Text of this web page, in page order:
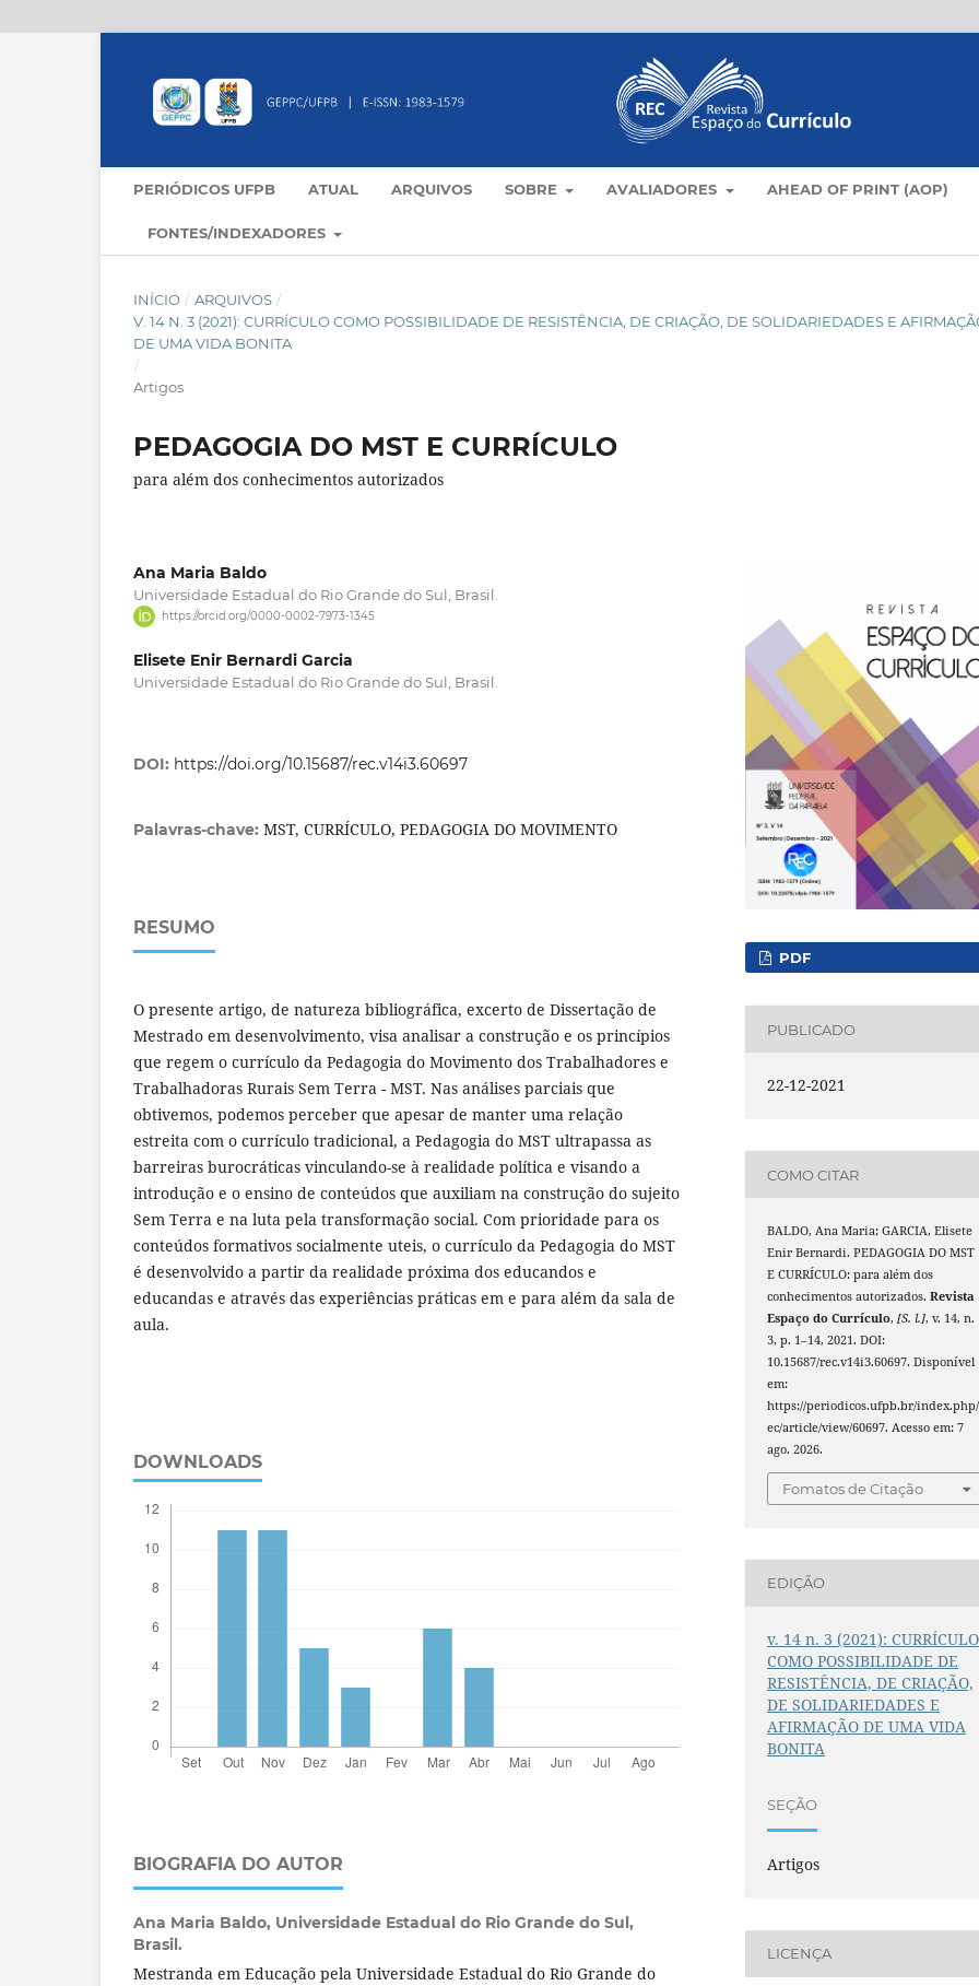
PERIÓDICOS UFPB ATUAL ARQUIVOS SOBRE AVALIADORES AHEAD OF PRINT (AOP)
FONTES/INDEXADORES
INÍCIO / ARQUIVOS /
V. 14 N. 3 (2021): CURRÍCULO COMO POSSIBILIDADE DE RESISTÊNCIA, DE CRIAÇÃO, DE SOLIDARIEDADES E
DE UMA VIDA BONITA
/
Artigos
PEDAGOGIA DO MST E CURRÍCULO
para além dos conhecimentos autorizados
Ana Maria Baldo
Universidade Estadual do Rio Grande do Sul, Brasil.
https://orcid.org/0000-0002-7973-1345
Elisete Enir Bernardi Garcia
Universidade Estadual do Rio Grande do Sul, Brasil.
DOI: https://doi.org/10.15687/rec.v14i3.60697
Palavras-chave: MST, CURRÍCULO, PEDAGOGIA DO MOVIMENTO
RESUMO
O presente artigo, de natureza bibliográfica, excerto de Dissertação de
Mestrado em desenvolvimento, visa analisar a construção e os princípios
que regem o currículo da Pedagogia do Movimento dos Trabalhadores e
Trabalhadoras Rurais Sem Terra - MST. Nas análises parciais que
obtivemos, podemos perceber que apesar de manter uma relação
estreita com o currículo tradicional, a Pedagogia do MST ultrapassa as
barreiras burocráticas vinculando-se à realidade política e visando a
introdução e o ensino de conteúdos que auxiliam na construção do sujeito
Sem Terra e na luta pela transformação social. Com prioridade para os
conteúdos formativos socialmente uteis, o currículo da Pedagogia do MST
é desenvolvido a partir da realidade próxima dos educandos e
educandas e através das experiências práticas em e para além da sala de
aula.
DOWNLOADS
BIOGRAFIA DO AUTOR
Ana Maria Baldo, Universidade Estadual do Rio Grande do Sul,
Brasil.
Mestranda em Educação pela Universidade Estadual do Rio Grande do
PDF
PUBLICADO
22-12-2021
COMO CITAR
BALDO, Ana Maria; GARCIA, Elisete
Enir Bernardi. PEDAGOGIA DO MST
E CURRÍCULO: para além dos
conhecimentos autorizados.Revista
Espaço do Currículo,[S. l.], v. 14, n.
3, p. 1–14, 2021. DOI:
10.15687/rec.v14i3.60697. Disponível
em:
https://periodicos.ufpb.br/
ec/article/view/60697. Acesso em: 7
ago. 2026.
Fomatos de Citação
EDIÇÃO
v. 14 n. 3 (2021): CURRÍCULO
COMO POSSIBILIDADE DE
RESISTÊNCIA, DE CRIAÇÃO,
DE SOLIDARIEDADES E
AFIRMAÇÃO DE UMA VIDA
BONITA
SEÇÃO
Artigos
LICENÇA